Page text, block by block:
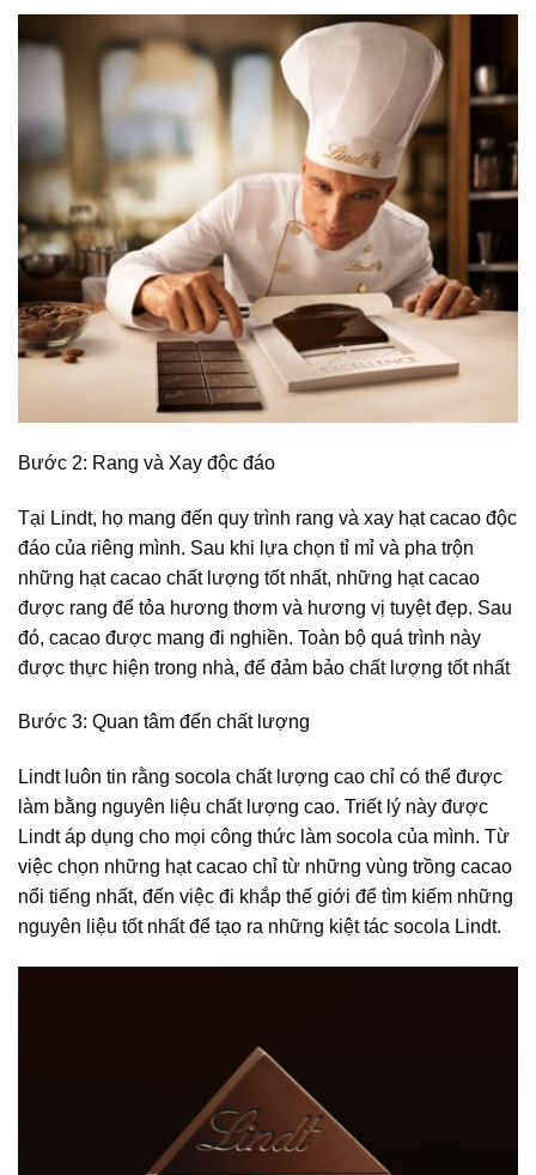
Bước 2: Rang và Xay độc đáo
Tại Lindt, họ mang đến quy trình rang và xay hạt cacao độc
đáo của riêng mình. Sau khi lựa chọn tỉ mỉ và pha trộn
những hạt cacao chất lượng tốt nhất, những hạt cacao
được rang để tỏa hương thơm và hương vị tuyệt đẹp. Sau
đó, cacao được mang đi nghiền. Toàn bộ quá trình này
được thực hiện trong nhà, để đảm bảo chất lượng tốt nhất
Bước 3: Quan tâm đến chất lượng
Lindt luôn tin rằng socola chất lượng cao chỉ có thể được
làm bằng nguyên liệu chất lượng cao. Triết lý này được
Lindt áp dụng cho mọi công thức làm socola của mình. Từ
việc chọn những hạt cacao chỉ từ những vùng trồng cacao
nổi tiếng nhất, đến việc đi khắp thế giới để tìm kiếm những
nguyên liệu tốt nhất để tạo ra những kiệt tác socola Lindt.